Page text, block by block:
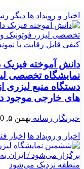
اخبار و رویداد ها دیگر
دانش آموخته
نمایشگاه تخصصی
دستگاه منبع لیزری
های خارجی موجود
خبرنگار رسانه بهمن ۵, ۱۴۰۴ 0
اخبار و رویداد ها اخبار